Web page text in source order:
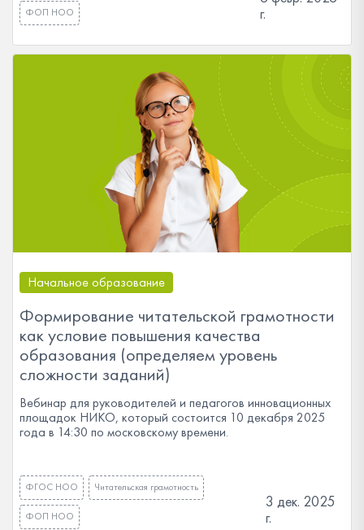
ФОП НОО
г.
Начальное образование
Формирование читательской грамотности
как условие повышения качества
образования (определяем уровень
сложности заданий)
Вебинар для руководителей и педагогов инновационных
площадок НИКО, который состоится 10 декабря 2025
года в 14:30 по московскому времени.
ФГОС НОО Читательская грамотность
ФОП НОО
3 дек. 2025
г.